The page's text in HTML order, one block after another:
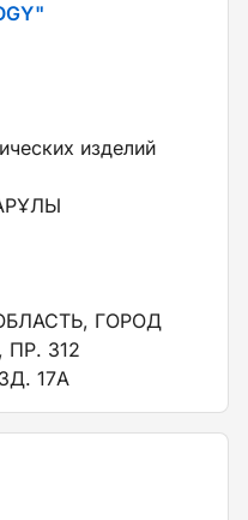
изделий
ГОРОД
312
17А